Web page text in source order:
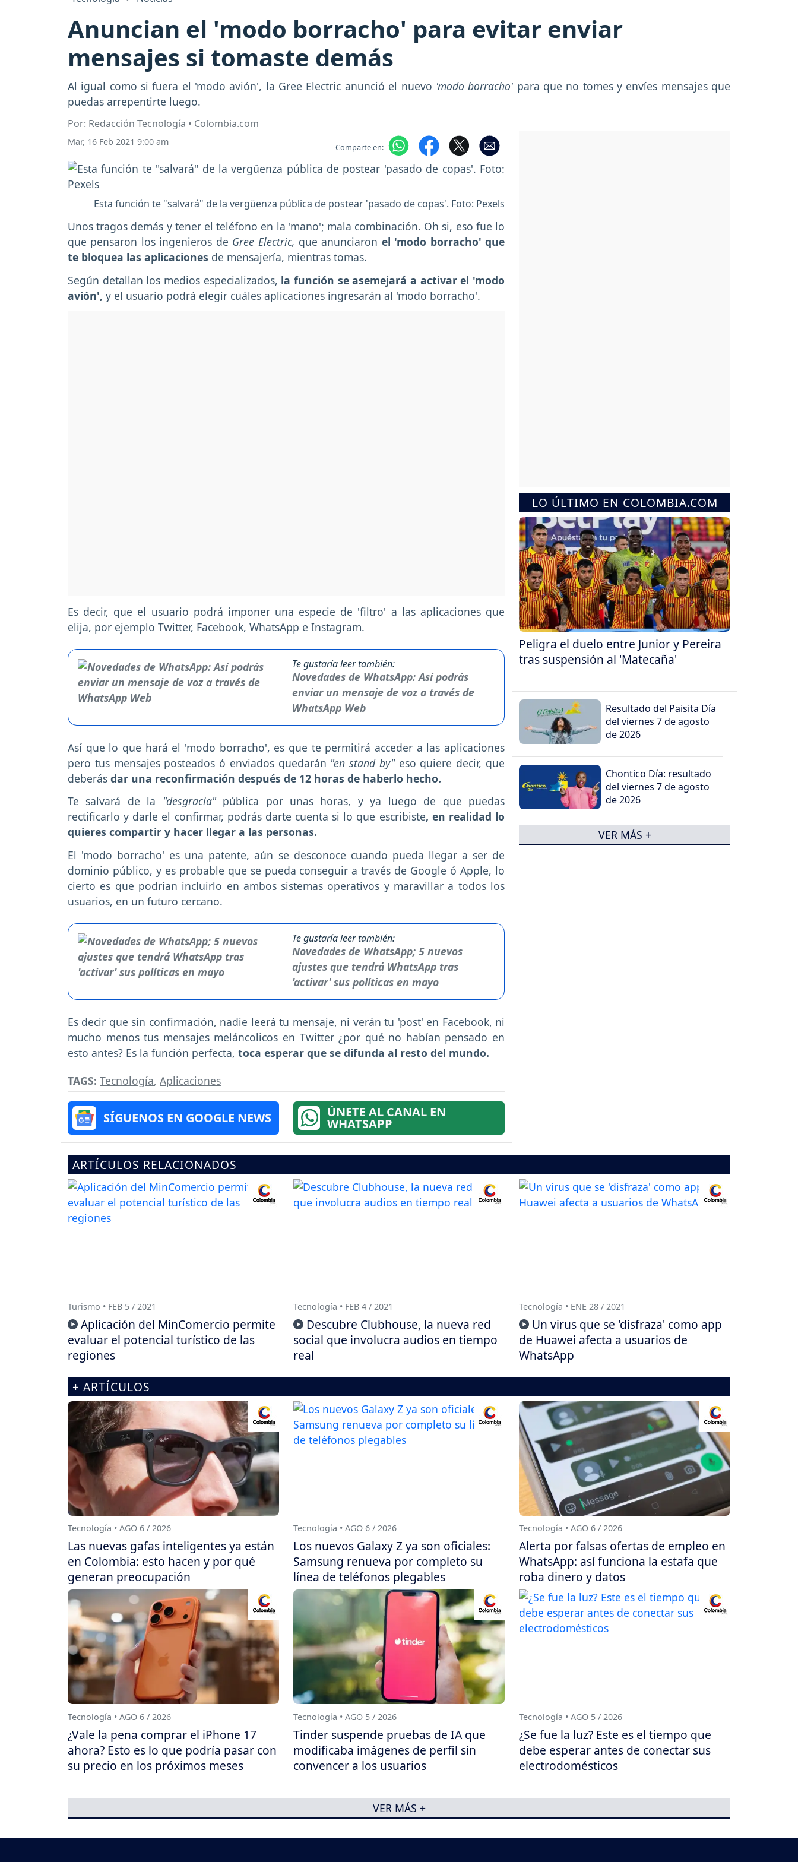
Anuncian el 'modo borracho' para evitar enviar
mensajes si tomaste demás
Al igual como si fuera el 'modo avión', la Gree Electric anunció el nuevo 'modo borracho' para que no tomes y envíes mensajes que
puedas arrepentirte luego.
Por: Redacción Tecnología • Colombia.com
Mar, 16 Feb 2021 9:00 am Comparte en:
Esta función te "salvará" de la vergüenza pública de postear 'pasado de copas'. Foto: Pexels
Unos tragos demás y tener el teléfono en la 'mano'; mala combinación. Oh si, eso fue lo
que pensaron los ingenieros de Gree Electric, que anunciaron el 'modo borracho' que
te bloquea las aplicaciones de mensajería, mientras tomas.
Según detallan los medios especializados, la función se asemejará a activar el 'modo
avión', y el usuario podrá elegir cuáles aplicaciones ingresarán al 'modo borracho'.
Es decir, que el usuario podrá imponer una especie de 'filtro' a las aplicaciones que
elija, por ejemplo Twitter, Facebook, WhatsApp e Instagram.
Te gustaría leer también:
Novedades de WhatsApp: Así podrás
enviar un mensaje de voz a través de
WhatsApp Web
Así que lo que hará el 'modo borracho', es que te permitirá acceder a las aplicaciones
pero tus mensajes posteados ó enviados quedarán "en stand by"eso quiere decir, que
deberás dar una reconfirmación después de 12 horas de haberlo hecho.
Te salvará de la "desgracia" pública por unas horas, y ya luego de que puedas
rectificarlo y darle el confirmar, podrás darte cuenta si lo que escribiste, en realidad lo
quieres compartir y hacer llegar a las personas.
El 'modo borracho' es una patente, aún se desconoce cuando pueda llegar a ser de
dominio público, y es probable que se pueda conseguir a través de Google ó Apple, lo
cierto es que podrían incluirlo en ambos sistemas operativos y maravillar a todos los
usuarios, en un futuro cercano.
Te gustaría leer también:
Novedades de WhatsApp; 5 nuevos
ajustes que tendrá WhatsApp tras
'activar' sus políticas en mayo
Es decir que sin confirmación, nadie leerá tu mensaje, ni verán tu 'post' en Facebook, ni
mucho menos tus mensajes meláncolicos en Twitter ¿por qué no habían pensado en
esto antes? Es la función perfecta, toca esperar que se difunda al resto del mundo.
TAGS: Tecnología, Aplicaciones
SÍGUENOS EN GOOGLE NEWS ÚNETE AL CANAL EN
WHATSAPP
LO ÚLTIMO EN COLOMBIA.COM
Peligra el duelo entre Junior y Pereira
tras suspensión al 'Matecaña'
Resultado del Paisita Día
del viernes 7 de agosto
de 2026
Chontico Día: resultado
del viernes 7 de agosto
de 2026
VER MÁS +
ARTÍCULOS RELACIONADOS
Turismo • FEB 5 / 2021
Aplicación del MinComercio permite
evaluar el potencial turístico de las
regiones
Tecnología • FEB 4 / 2021
Descubre Clubhouse, la nueva red
social que involucra audios en tiempo
real
Tecnología • ENE 28 / 2021
Un virus que se 'disfraza' como app
de Huawei afecta a usuarios de
WhatsApp
+ ARTÍCULOS
Tecnología • AGO 6 / 2026
Las nuevas gafas inteligentes ya están
en Colombia: esto hacen y por qué
generan preocupación
Tecnología • AGO 6 / 2026
Los nuevos Galaxy Z ya son oficiales:
Samsung renueva por completo su
línea de teléfonos plegables
Tecnología • AGO 6 / 2026
Alerta por falsas ofertas de empleo en
WhatsApp: así funciona la estafa que
roba dinero y datos
Tecnología • AGO 6 / 2026
¿Vale la pena comprar el iPhone 17
ahora? Esto es lo que podría pasar con
su precio en los próximos meses
Tecnología • AGO 5 / 2026
Tinder suspende pruebas de IA que
modificaba imágenes de perfil sin
convencer a los usuarios
Tecnología • AGO 5 / 2026
¿Se fue la luz? Este es el tiempo que
debe esperar antes de conectar sus
electrodomésticos
VER MÁS +